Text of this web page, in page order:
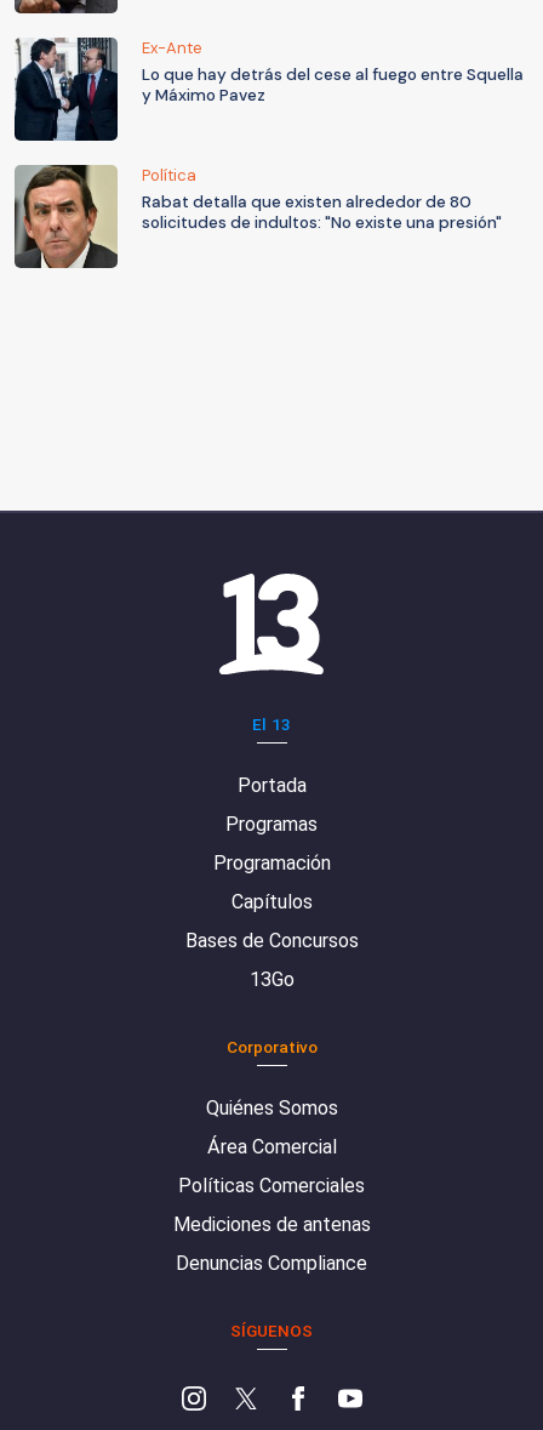
Ex-Ante
Lo que hay detrás del cese al fuego entre Squella
y Máximo Pavez
Política
Rabat detalla que existen alrededor de 80
solicitudes de indultos: "No existe una presión"
El 13
Portada
Programas
Programación
Capítulos
Bases de Concursos
13Go
Corporativo
Quiénes Somos
Área Comercial
Políticas Comerciales
Mediciones de antenas
Denuncias Compliance
SÍGUENOS